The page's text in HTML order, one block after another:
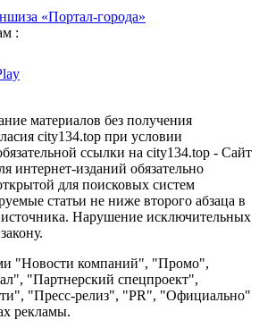
«Портал-города»
:
материалов без получения
city134.top при условии
ссылки на city134.top - Сайт
интернет-изданий обязательно
для поисковых систем
статьи не ниже второго абзаца в
источника. Нарушение исключительных
"Новости компаний", "Промо",
"Партнерский спецпроект",
"Пресс-релиз", "PR", "Официально"
рекламы.